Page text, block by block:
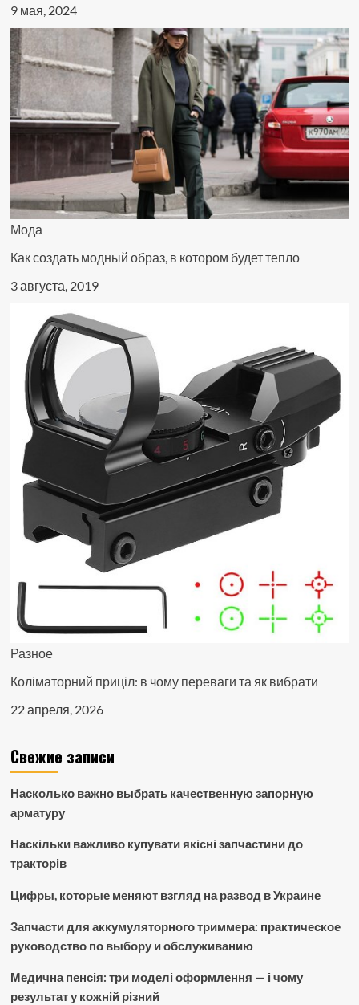
9 мая, 2024
Мода
Как создать модный образ, в котором будет тепло
3 августа, 2019
Разное
Коліматорний приціл: в чому переваги та як вибрати
22 апреля, 2026
Свежие записи
Насколько важно выбрать качественную запорную
арматуру
Наскільки важливо купувати якісні запчастини до
тракторів
Цифры, которые меняют взгляд на развод в Украине
Запчасти для аккумуляторного триммера: практическое
руководство по выбору и обслуживанию
Медична пенсія: три моделі оформлення — і чому
результат у кожній різний